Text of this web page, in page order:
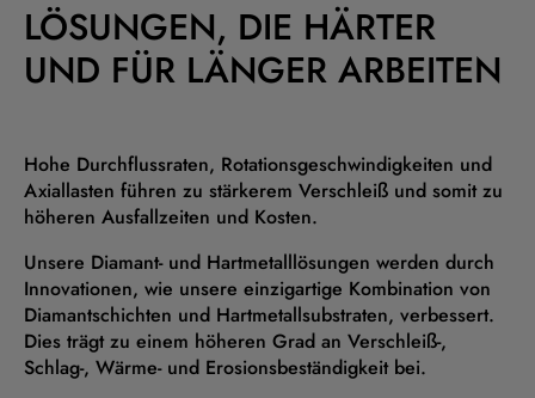
LÖSUNGEN, DIE HÄRTER
UND FÜR LÄNGER ARBEITEN
Hohe Durchflussraten, Rotationsgeschwindigkeiten und
Axiallasten führen zu stärkerem Verschleiß und somit zu
höheren Ausfallzeiten und Kosten.
Unsere Diamant- und Hartmetalllösungen werden durch
Innovationen, wie unsere einzigartige Kombination von
Diamantschichten und Hartmetallsubstraten, verbessert.
Dies trägt zu einem höheren Grad an Verschleiß-,
Schlag-, Wärme- und Erosionsbeständigkeit bei.